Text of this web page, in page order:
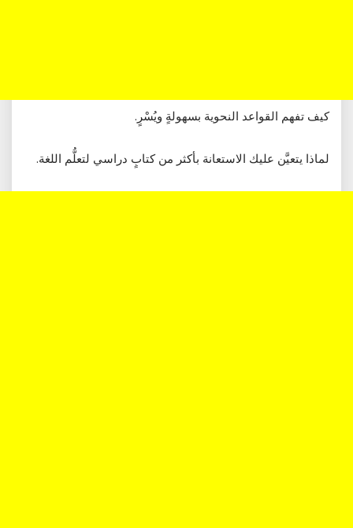
كيف تفهم القواعد النحوية بسهولةٍ ويُسْرٍ.
لماذا يتعيَّن عليك الاستعانة بأكثر من كتابٍ دراسي لتعلُّم اللغة.